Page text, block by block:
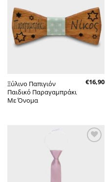
στην λίστα
επιθυμητών
Ξύλινο Παπιγιόν
Παιδικό Παραγαμπράκι
Με Όνομα
€16,90